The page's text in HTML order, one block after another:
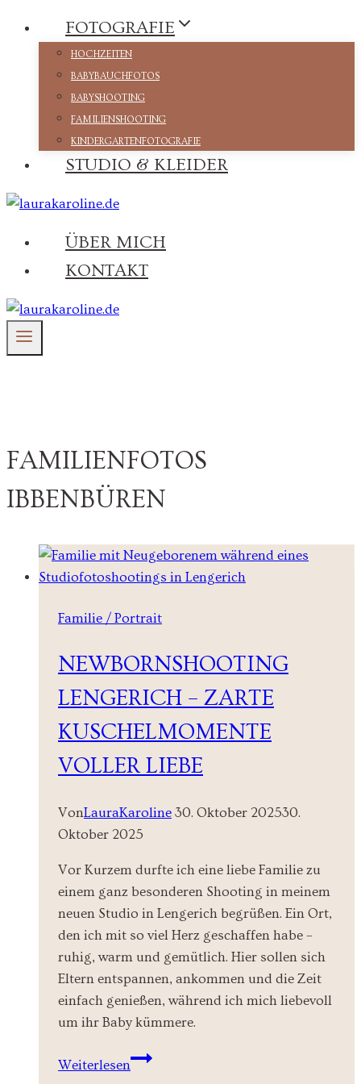
Zum
Inhalt
FOTOGRAFIE
HOCHZEITEN
BABYBAUCHFOTOS
BABYSHOOTING
FAMILIENSHOOTING
KINDERGARTENFOTOGRAFIE
STUDIO & KLEIDER
ÜBER MICH
KONTAKT
FAMILIENFOTOS
IBBENBÜREN
Familie / Portrait
NEWBORNSHOOTING
LENGERICH – ZARTE
KUSCHELMOMENTE
VOLLER LIEBE
VonLauraKaroline 30. Oktober 202530.
Oktober 2025
Vor Kurzem durfte ich eine liebe Familie zu
einem ganz besonderen Shooting in meinem
neuen Studio in Lengerich begrüßen. Ein Ort,
den ich mit so viel Herz geschaffen habe –
ruhig, warm und gemütlich. Hier sollen sich
Eltern entspannen, ankommen und die Zeit
einfach genießen, während ich mich liebevoll
um ihr Baby kümmere.
Weiterlesen
Newbornshooting